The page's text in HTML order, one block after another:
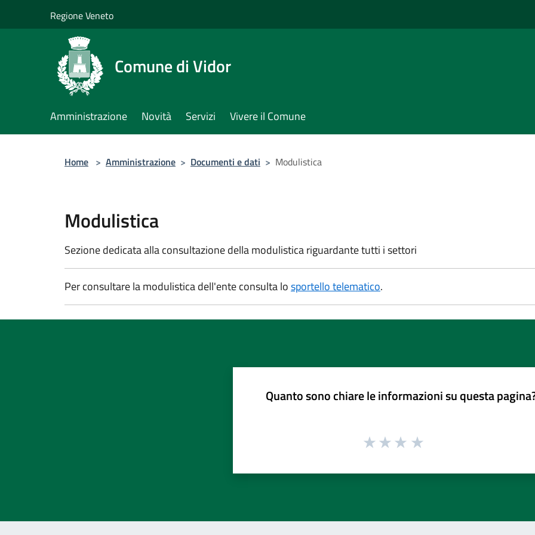
Regione Veneto
Comune di Vidor
Amministrazione Novità Servizi Vivere il Comune
Home > Amministrazione > Documenti e dati > Modulistica
Modulistica
Sezione dedicata alla consultazione della modulistica riguardante tutti i settori
Per consultare la modulistica dell'ente consulta losportello telematico.
Quanto sono chiare le informazioni su questa